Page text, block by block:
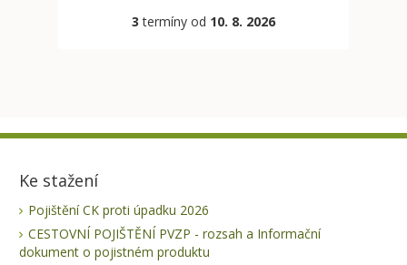
3 termíny od 10. 8. 2026
Ke stažení
Pojištění CK proti úpadku 2026
CESTOVNÍ POJIŠTĚNÍ PVZP - rozsah a Informační
dokument o pojistném produktu